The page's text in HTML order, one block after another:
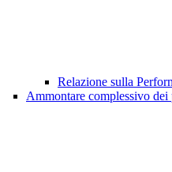
Relazione sulla
Ammontare complessivo dei